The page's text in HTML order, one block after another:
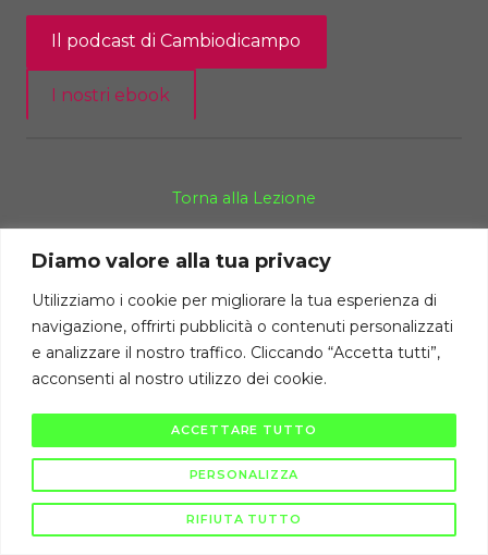
Diamo valore alla tua privacy
Utilizziamo i cookie per migliorare la tua esperienza di
navigazione, offrirti pubblicità o contenuti personalizzati
e analizzare il nostro traffico. Cliccando “Accetta tutti”,
acconsenti al nostro utilizzo dei cookie.
PERSONALIZZA
RIFIUTA TUTTO
ACCETTARE TUTTO
Il podcast di Cambiodicampo
I nostri ebook
Torna alla Lezione
La pubblicazione e diffusione di questi contenuti è severamente vietata
ai sensi di legge.